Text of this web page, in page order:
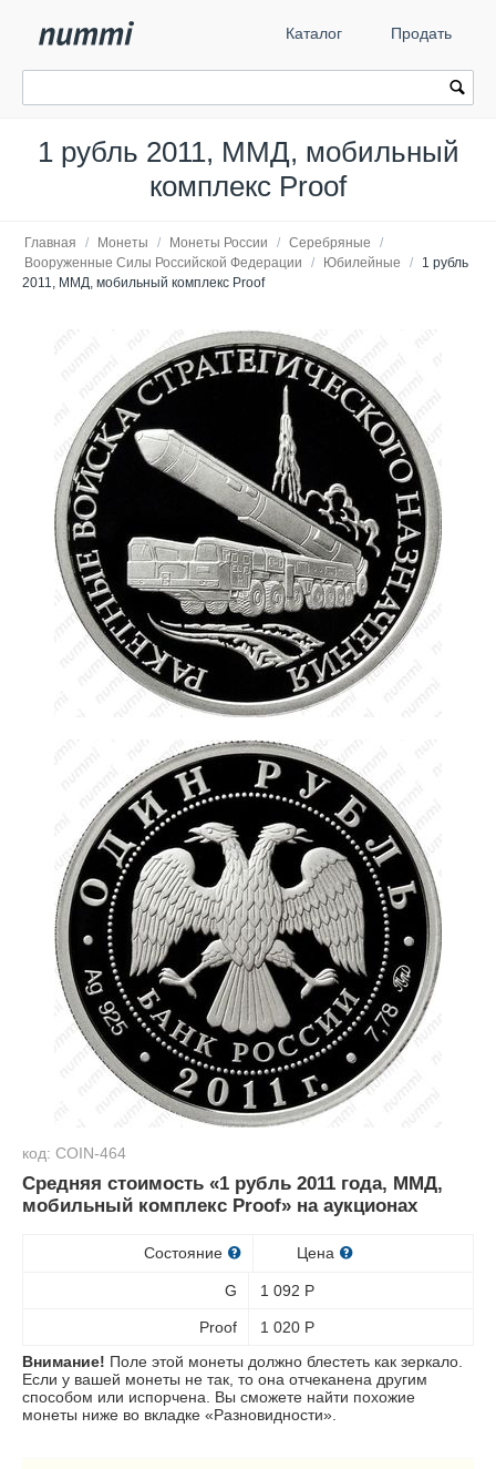
Каталог Продать
1 рубль 2011, ММД, мобильный
комплекс Proof
Главная / Монеты / Монеты России / Серебряные
/
Вооруженные Силы Российской Федерации
/ Юбилейные /
1 рубль
2011, ММД, мобильный комплекс Proof
код: COIN-464
Средняя стоимость «1 рубль 2011 года, ММД,
мобильный комплекс Proof» на аукционах
Состояние Цена
G 1 092 Р
Proof 1 020 Р
Внимание! Поле этой монеты должно блестеть как зеркало.
Если у вашей монеты не так, то она отчеканена другим
способом или испорчена. Вы сможете найти похожие
монеты ниже во вкладке «Разновидности».